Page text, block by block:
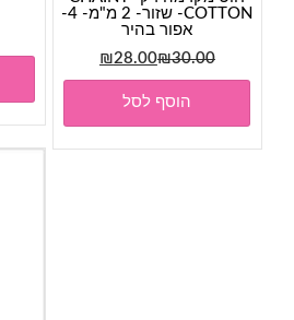
COTTON- שזור- 2 מ"מ- 4-
אפור בהיר
₪30.00
המחיר
המקורי
היה:
₪30.00.
₪28.00
הנוכחי
₪28.00.
הוסף לסל